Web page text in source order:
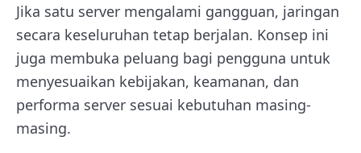
Jika satu server mengalami gangguan, jaringan
secara keseluruhan tetap berjalan. Konsep ini
juga membuka peluang bagi pengguna untuk
menyesuaikan kebijakan, keamanan, dan
performa server sesuai kebutuhan masing-
masing.